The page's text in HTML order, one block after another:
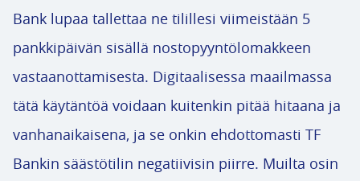
Bank lupaa tallettaa ne tilillesi viimeistään 5
pankkipäivän sisällä nostopyyntölomakkeen
vastaanottamisesta. Digitaalisessa maailmassa
tätä käytäntöä voidaan kuitenkin pitää hitaana ja
vanhanaikaisena, ja se onkin ehdottomasti TF
Bankin säästötilin negatiivisin piirre. Muilta osin